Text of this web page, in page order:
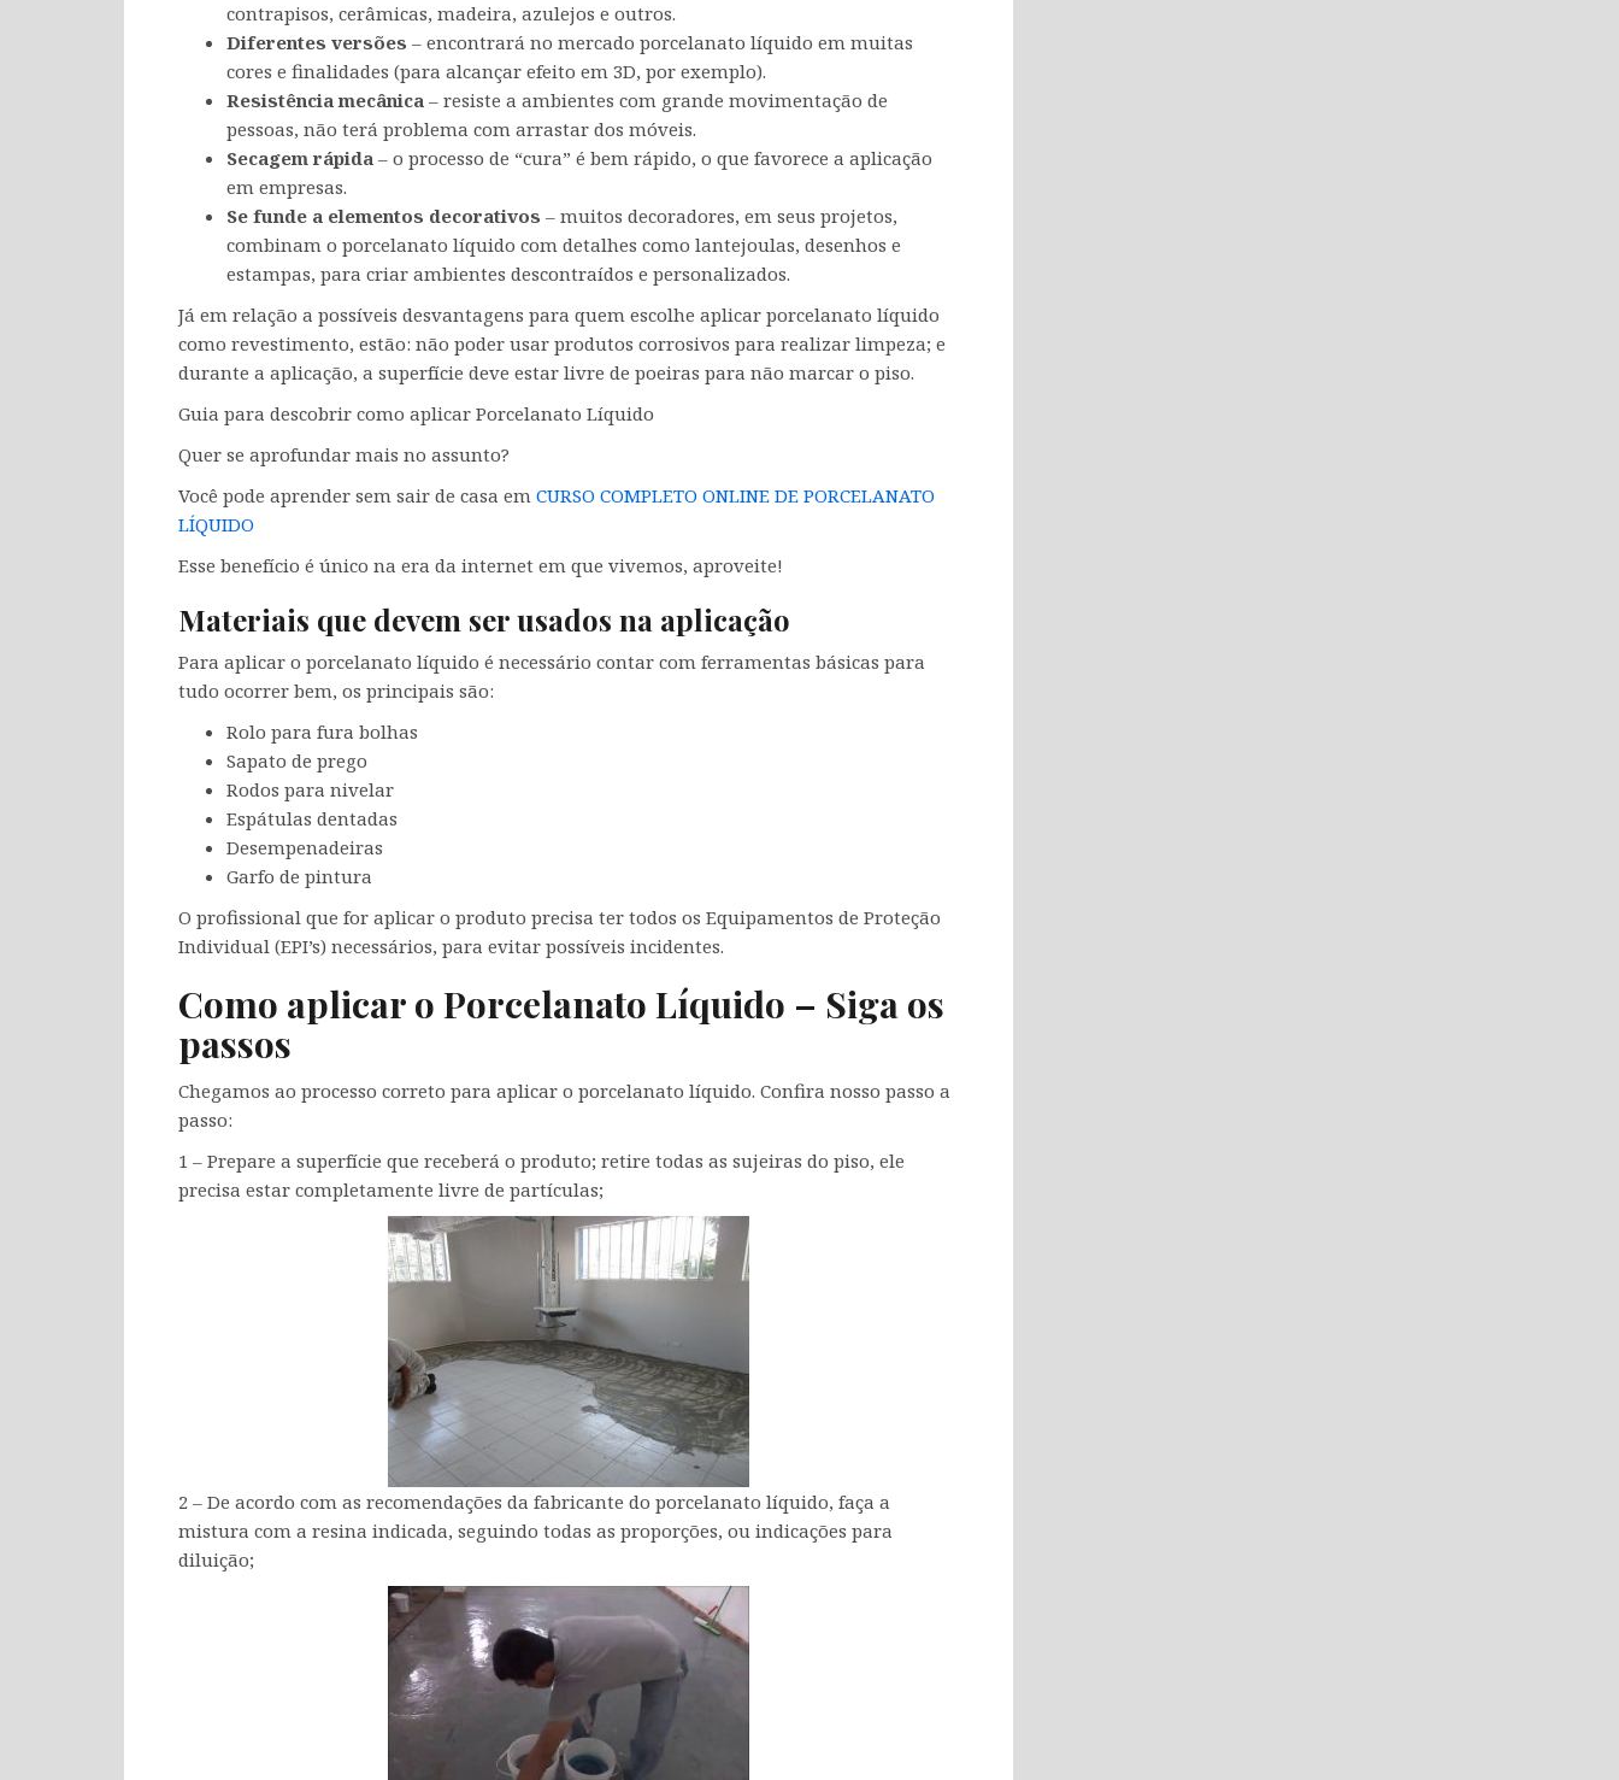
contrapisos, cerâmicas, madeira, azulejos e outros.
Diferentes versões – encontrará no mercado porcelanato líquido em muitas
cores e finalidades (para alcançar efeito em 3D, por exemplo).
Resistência mecânica – resiste a ambientes com grande movimentação de
pessoas, não terá problema com arrastar dos móveis.
Secagem rápida – o processo de “cura” é bem rápido, o que favorece a aplicação
em empresas.
Se funde a elementos decorativos – muitos decoradores, em seus projetos,
combinam o porcelanato líquido com detalhes como lantejoulas, desenhos e
estampas, para criar ambientes descontraídos e personalizados.
Já em relação a possíveis desvantagens para quem escolhe aplicar porcelanato líquido
como revestimento, estão: não poder usar produtos corrosivos para realizar limpeza; e
durante a aplicação, a superfície deve estar livre de poeiras para não marcar o piso.
Guia para descobrir como aplicar Porcelanato Líquido
Quer se aprofundar mais no assunto?
Você pode aprender sem sair de casa em CURSO COMPLETO ONLINE DE PORCELANATO
LÍQUIDO
Esse benefício é único na era da internet em que vivemos, aproveite!
Materiais que devem ser usados na aplicação
Para aplicar o porcelanato líquido é necessário contar com ferramentas básicas para
tudo ocorrer bem, os principais são:
Rolo para fura bolhas
Sapato de prego
Rodos para nivelar
Espátulas dentadas
Desempenadeiras
Garfo de pintura
O profissional que for aplicar o produto precisa ter todos os Equipamentos de Proteção
Individual (EPI’s) necessários, para evitar possíveis incidentes.
Como aplicar o Porcelanato Líquido – Siga os
passos
Chegamos ao processo correto para aplicar o porcelanato líquido. Confira nosso passo a
passo:
1 – Prepare a superfície que receberá o produto; retire todas as sujeiras do piso, ele
precisa estar completamente livre de partículas;
2 – De acordo com as recomendações da fabricante do porcelanato líquido, faça a
mistura com a resina indicada, seguindo todas as proporções, ou indicações para
diluição;